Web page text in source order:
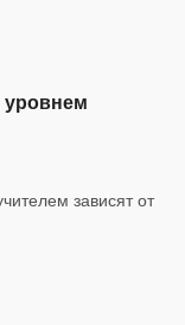
уровнем
зависят от